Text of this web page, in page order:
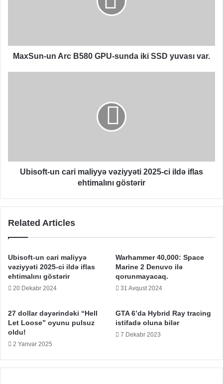
yuvası
var.MaxSun-un Arc B580 GPU-sunda iki SSD yuvası var.
iflas
ehtimalını
Ubisoft-un cari maliyyə vəziyyəti 2025-ci ildə iflas
ehtimalını göstərir
Related Articles
Ubisoft-un cari maliyyə
vəziyyəti 2025-ci ildə iflas
ehtimalını göstərir
20 Dekabr 2024
Warhammer 40,000: Space
Marine 2 Denuvo ilə
qorunmayacaq.
31 Avqust 2024
27 dollar dəyərindəki “Hell
Let Loose” oyunu pulsuz
oldu!
2 Yanvar 2025
GTA 6’da Hybrid Ray tracing
istifadə oluna bilər
7 Dekabr 2023